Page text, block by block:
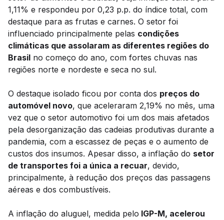
1,11% e respondeu por 0,23 p.p. do índice total, com
destaque para as frutas e carnes. O setor foi
influenciado principalmente pelas condições
climáticas que assolaram as diferentes regiões do
Brasil no começo do ano, com fortes chuvas nas
regiões norte e nordeste e seca no sul.
O destaque isolado ficou por conta dos preços do
automóvel novo, que aceleraram 2,19% no mês, uma
vez que o setor automotivo foi um dos mais afetados
pela desorganização das cadeias produtivas durante a
pandemia, com a escassez de peças e o aumento de
custos dos insumos. Apesar disso, a inflação do setor
de transportes foi a única a recuar, devido,
principalmente, à redução dos preços das passagens
aéreas e dos combustíveis.
A inflação do aluguel, medida pelo IGP-M, acelerou